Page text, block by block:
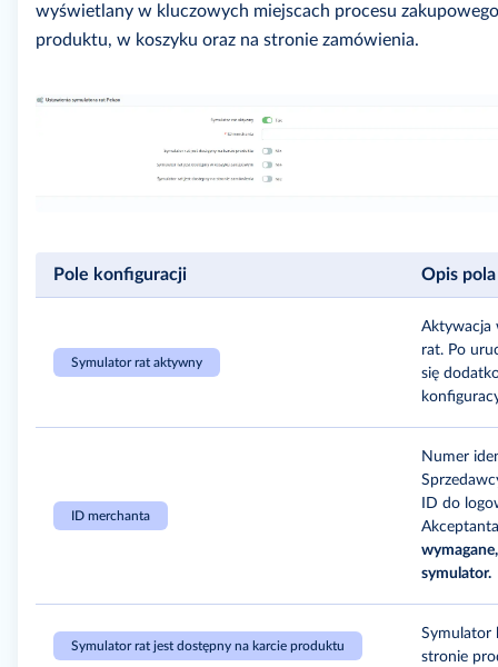
wyświetlany w kluczowych miejscach procesu
produktu, w koszyku oraz na stronie zamówienia.
Pole konfiguracji Opis pola
Symulator rat aktywny
Aktywacja
rat. Po
się
ID merchanta
Numer
ID do
symulator.
Symulator rat jest dostępny na karcie produktu
Symulator
stronie